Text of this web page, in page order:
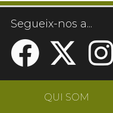
Segueix-nos a...
QUI SOM